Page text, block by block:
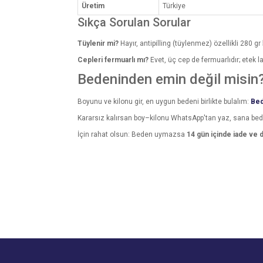
Üretim Türkiye
Sıkça Sorulan Sorular
Tüylenir mi? Hayır, antipilling (tüylenmez) özellikli 280 gr
Cepleri fermuarlı mı? Evet, üç cep de fermuarlıdır; etek
Bedeninden emin değil
Boyunu ve kilonu gir, en uygun bedeni birlikte bulalım:
Kararsız kalırsan boy–kilonu WhatsApp'tan yaz, sana
İçin rahat olsun: Beden uymazsa 14 gün içinde iade ve